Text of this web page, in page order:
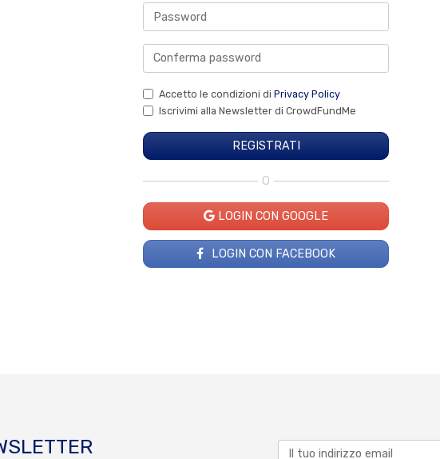
Accetto le condizioni di Privacy Policy
Iscrivimi alla Newsletter di CrowdFundMe
O
LOGIN CON GOOGLE
LOGIN CON FACEBOOK